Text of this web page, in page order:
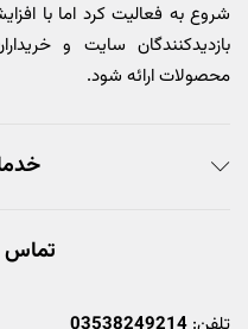
شروع به فعالیت کرد اما با
بازدیدکنندگان سایت و
محصولات ارائه شود.
تماس